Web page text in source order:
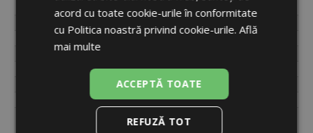
T35-65
1,2
buc.
vrac
Dimensiuni ambalaj
15 x 20 x 11 cm
Greutate (inclusiv
0,66 kg
acord cu toate cookie-urile în conformitate
cu Politica noastră privind cookie-urile. Află
mai multe
ACCEPTĂ TOATE
REFUZĂ TOT